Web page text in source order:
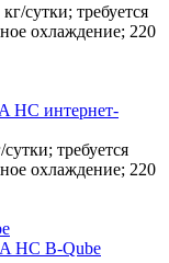
сутки; требуется
охлаждение; 220
требуется
охлаждение; 220